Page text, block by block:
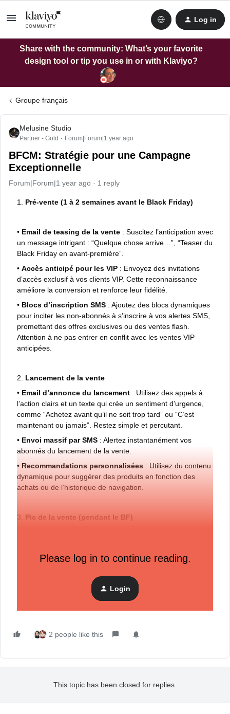
Log in
Share with the community: What’s your favorite
design tool or tip you use in or with Klaviyo?
Groupe français
Melusine Studio
Partner - Gold Forum|Forum|1 year ago
BFCM: Stratégie pour une Campagne
Exceptionnelle
Forum|Forum|1 year ago 1 reply
1. Pré-vente (1 à 2 semaines avant le Black Friday)
• Email de teasing de la vente : Suscitez l’anticipation avec
un message intrigant : “Quelque chose arrive…”, “Teaser du
Black Friday en avant-première”.
• Accès anticipé pour les VIP : Envoyez des invitations
d’accès exclusif à vos clients VIP. Cette reconnaissance
améliore la conversion et renforce leur fidélité.
• Blocs d’inscription SMS : Ajoutez des blocs dynamiques
pour inciter les non-abonnés à s’inscrire à vos alertes SMS,
promettant des offres exclusives ou des ventes flash.
Attention à ne pas entrer en conflit avec les ventes VIP
anticipées.
2.
Lancement de la vente
• Email d’annonce du lancement : Utilisez des appels à
l’action clairs et un texte qui crée un sentiment d’urgence,
comme “Achetez avant qu’il ne soit trop tard” ou “C’est
maintenant ou jamais”. Restez simple et percutant.
• Envoi massif par SMS : Alertez instantanément vos
abonnés du lancement de la vente.
• Recommandations personnalisées : Utilisez du contenu
dynamique pour suggérer des produits en fonction des
achats ou de l’historique de navigation.
3.
Pic de la vente (pendant le BF)
faible stock ou les best-sellers, incitant les clients à agir
rapidement avant que les produits ne soient épuisés.
(Bonus) Abandon de panier avec urgence
vos emails d’abandon de panier en intégrant l’urgence liée à
la vente ou au faible stock.
Please log in to continue reading.
Login
2 people like this
This topic has been closed for replies.